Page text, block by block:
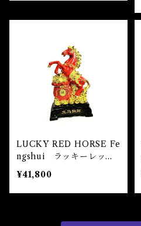
LUCKY RED HORSE Fe
ngshui ラッキーレッド
ホース風水置物
¥41,800